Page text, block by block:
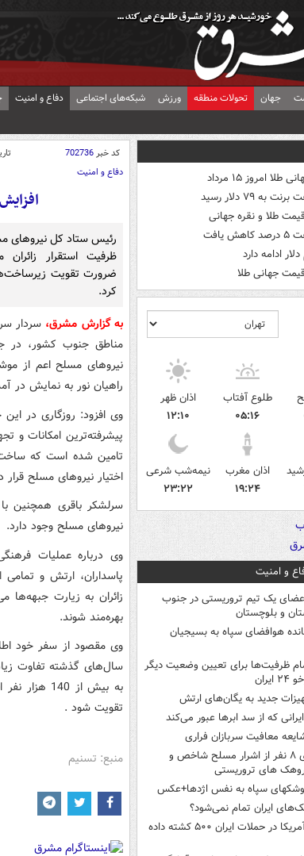
جهان تحولات منطقه ورزش شبکه‌های اجتماعی دفاع و امنیت
امروز ۱۵ مرداد
به ۷۹ دلار رسید
طلا و نقره جهانی
یافت
ادامه دارد
جهانی طلا
طلوع آفتاب
۰۵:۱۶
اذان ظهر
۱۲:۱۰
اذان مغرب
۱۹:۲۴
نیمه‌شب شرعی
۲۳:۲۲
و امنیت
یک تیم تروریستی در جنوب
و بلوچستان
هوافضای سپاه به بسیجیان
ظرفیت‌ها برای تعیین وضعیت دیگر
جدید به یگان‌های ارتش
که از سد ابرها عبور می‌کند
معافیت سربازان فراری
دستگیری ۸ نفر از اشرار مسلح شاخص و
های تروریستی
سپاه به نفس اژدها+عکس
ایران تمام نمی‌شود؟
رضایی: آمریکا در حملات ایران ۵۰۰ کشته داده
کد خبر702736
دفاع و امنیت
رئیس ستاد کل نیروهای
ظرفیت استقرار زائران
ضرورت تقویت
کرد.
به گزارش مشرق، سردار
مناطق جنوب کشور، در
نیروهای مسلح اعم از
راهیان نور به نمایش در
وی افزود: روزگاری در
پیشرفته‌ترین امکانات و
تامین شده است که
اختیار نیروهای مسلح قرار
سرلشکر باقری همچنین
نیروهای مسلح وجود دارد.
وی درباره عملیات
پاسداران، ارتش و
زائران به زیارت جبهه‌ها
بهره‌مند شوند.
وی مقصود از سفر خود
سال‌های گذشته تفاوت
به بیش از
تقویت شود .
منبع: تسنیم